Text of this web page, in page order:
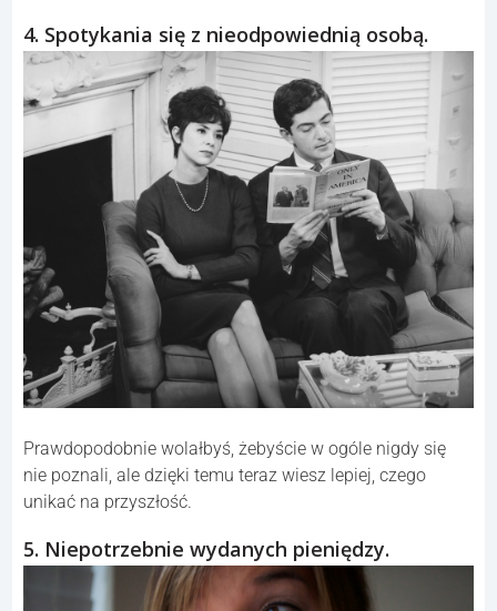
4. Spotykania się z nieodpowiednią osobą.
Prawdopodobnie wolałbyś, żebyście w ogóle nigdy się
nie poznali, ale dzięki temu teraz wiesz lepiej, czego
unikać na przyszłość.
5. Niepotrzebnie wydanych pieniędzy.